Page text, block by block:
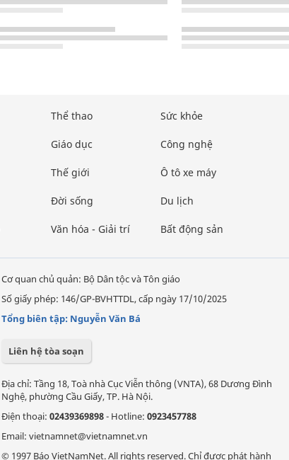
Thể thao
Giáo dục
Thế giới
Đời sống
Văn hóa - Giải trí
Sức khỏe
Công nghệ
Ô tô xe máy
Du lịch
Bất động sản
Cơ quan chủ quản: Bộ Dân tộc và Tôn giáo
Số giấy phép: 146/GP-BVHTTDL, cấp ngày 17/10/2025
Tổng biên tập: Nguyễn Văn Bá
Liên hệ tòa soạn
Địa chỉ: Tầng 18, Toà nhà Cục Viễn thông (VNTA), 68 Dương Đình
Nghệ, phường Cầu Giấy, TP. Hà Nội.
Điện thoại: 02439369898- Hotline: 0923457788
Email: vietnamnet@vietnamnet.vn
© 1997 Báo VietNamNet. All rights reserved. Chỉ được phát hành